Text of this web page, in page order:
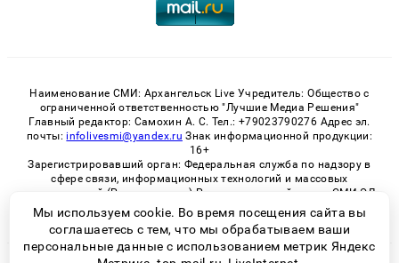
Наименование СМИ: Архангельск Live Учредитель: Общество с
ограниченной ответственностью "Лучшие Медиа Решения"
Главный редактор: Самохин А. С. Тел.: +79023790276 Адрес эл.
почты: infolivesmi@yandex.ru Знак информационной продукции:
16+
Зарегистрировавший орган: Федеральная служба по надзору в
сфере связи, информационных технологий и массовых
коммуникаций (Роскомнадзор) Регистрационный номер СМИ ЭЛ
№ ФС 77 - 82533 от 21.01.2022
Мы используем cookie. Во время посещения сайта вы
соглашаетесь с тем, что мы обрабатываем ваши
персональные данные с использованием метрик Яндекс